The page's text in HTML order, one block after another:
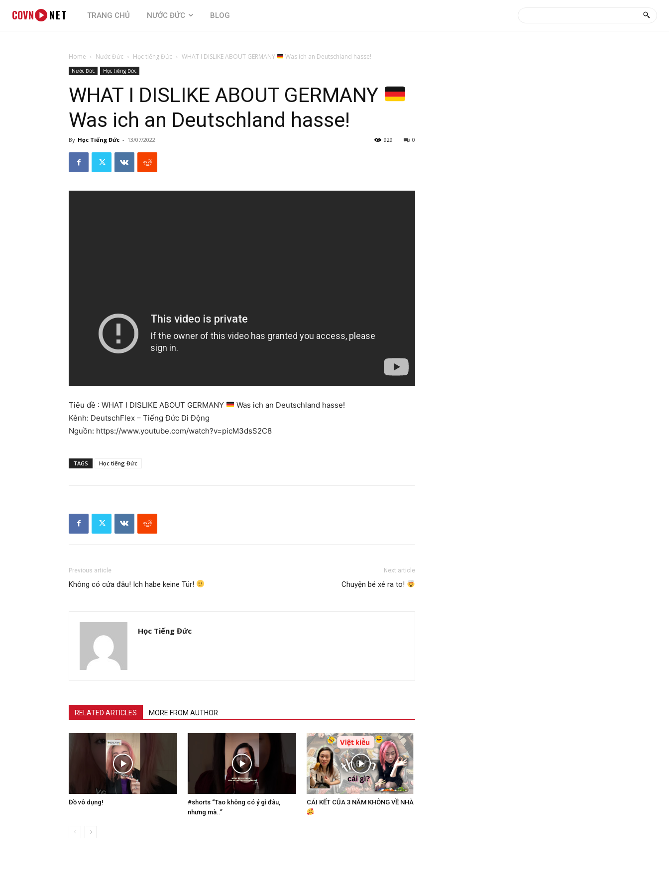
COVN NET TRANG CHỦ NƯỚC ĐỨC BLOG
Home Nước Đức Học tiếng Đức WHAT I DISLIKE ABOUT GERMANY Was ich an Deutschland hasse!
Nước Đức Học tiếng Đức
WHAT I DISLIKE ABOUT GERMANY
Was ich an Deutschland hasse!
By Học Tiếng Đức - 13/07/2022 0
929
Tiêu đề : WHAT I DISLIKE ABOUT GERMANY
Was ich an Deutschland hasse!
Kênh: DeutschFlex – Tiếng Đức Di Động
Nguồn: https://www.youtube.com/watch?v=picM3dsS2C8
TAGS Học tiếng Đức
Previous article
Không có cửa đâu! Ich habe keine Tür!
Next article
Chuyện bé xé ra to!
Học Tiếng Đức
RELATED ARTICLES MORE FROM AUTHOR
Đồ vô dụng!
#shorts “Tao không có ý gì đâu,
nhưng mà..”
CÁI KẾT CỦA 3 NĂM KHÔNG VỀ NHÀ